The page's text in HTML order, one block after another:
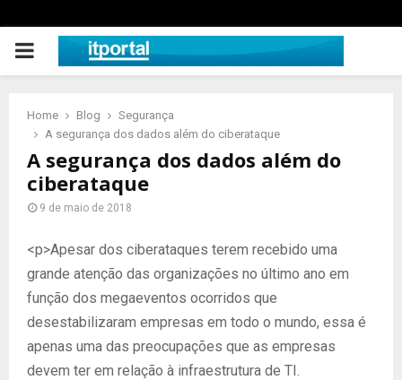
PRIMARY
Home Blog
Segurança
A segurança dos dados além do ciberataque
A segurança dos dados além do
ciberataque
9 de maio de 2018
<p>Apesar dos ciberataques terem recebido uma
grande atenção das organizações no último ano em
função dos megaeventos ocorridos que
desestabilizaram empresas em todo o mundo, essa é
apenas uma das preocupações que as empresas
devem ter em relação à infraestrutura de TI.